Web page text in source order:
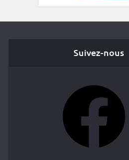
Suivez-nous